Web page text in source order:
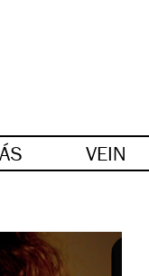
VEIN